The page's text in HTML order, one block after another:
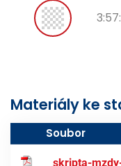
Materiály ke
Soubor
skripta-